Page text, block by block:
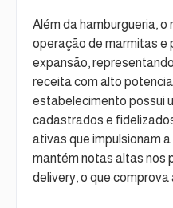
Além da hamburgueria,
operação de marmitas e
expansão,
receita com alto
estabelecimento possui
cadastrados e
ativas que impulsionam
mantém notas altas nos
delivery, o que comprova